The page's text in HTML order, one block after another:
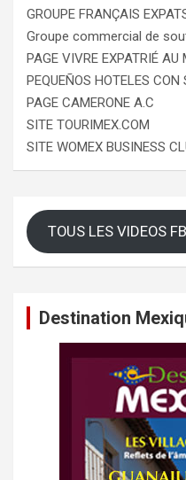
GROUPE FRANÇAIS
Groupe commercial de
PAGE VIVRE EXPATRIÉ AU
PEQUEÑOS HOTELES
PAGE CAMERONE A.C
SITE TOURIMEX.COM
SITE WOMEX BUSINESS
TOUS LES VIDEOS FB
Destination